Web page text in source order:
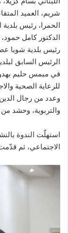
شريم، العميد
الحمرا، رئيس
الدكتور كامل
رئيس بلدية شويا
الرئيس السابق
في ميمس حليم
للرعاية الصحية
وعدد من رجال
والتربوية، وحشد
استهلّت الندوة
الاجتماعي، ثم